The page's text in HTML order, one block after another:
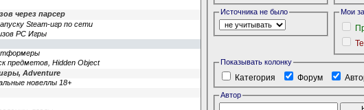
Источника не было Мои
Показывать колонку
Категория Форум
Автор